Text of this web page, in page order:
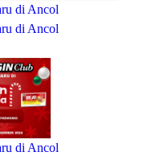
di Ancol
di Ancol
di Ancol